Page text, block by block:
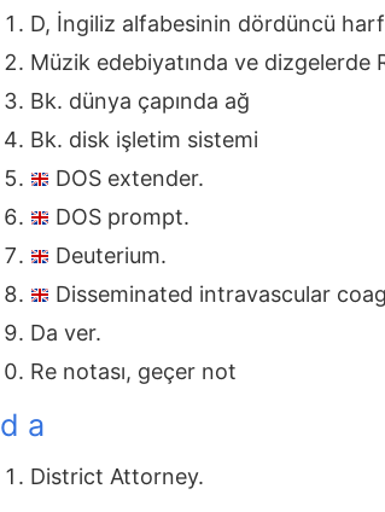
D, İngiliz alfabesinin dördüncü
Müzik edebiyatında ve dizgelerde
Bk. dünya çapında ağ
Bk. disk işletim sistemi
DOS extender.
DOS prompt.
Deuterium.
Disseminated intravascular
Da ver.
Re notası, geçer not
d a
District Attorney.